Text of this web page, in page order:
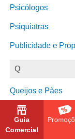
Guia
Comercial
Psicólogos
Psiquiatras
Publicidade e
Q
Queijos e Pães